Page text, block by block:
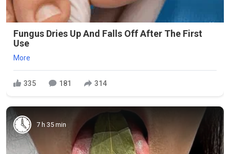
Fungus Dries Up And Falls Off After The First
Use
More
335 181 314
7 h 35 min